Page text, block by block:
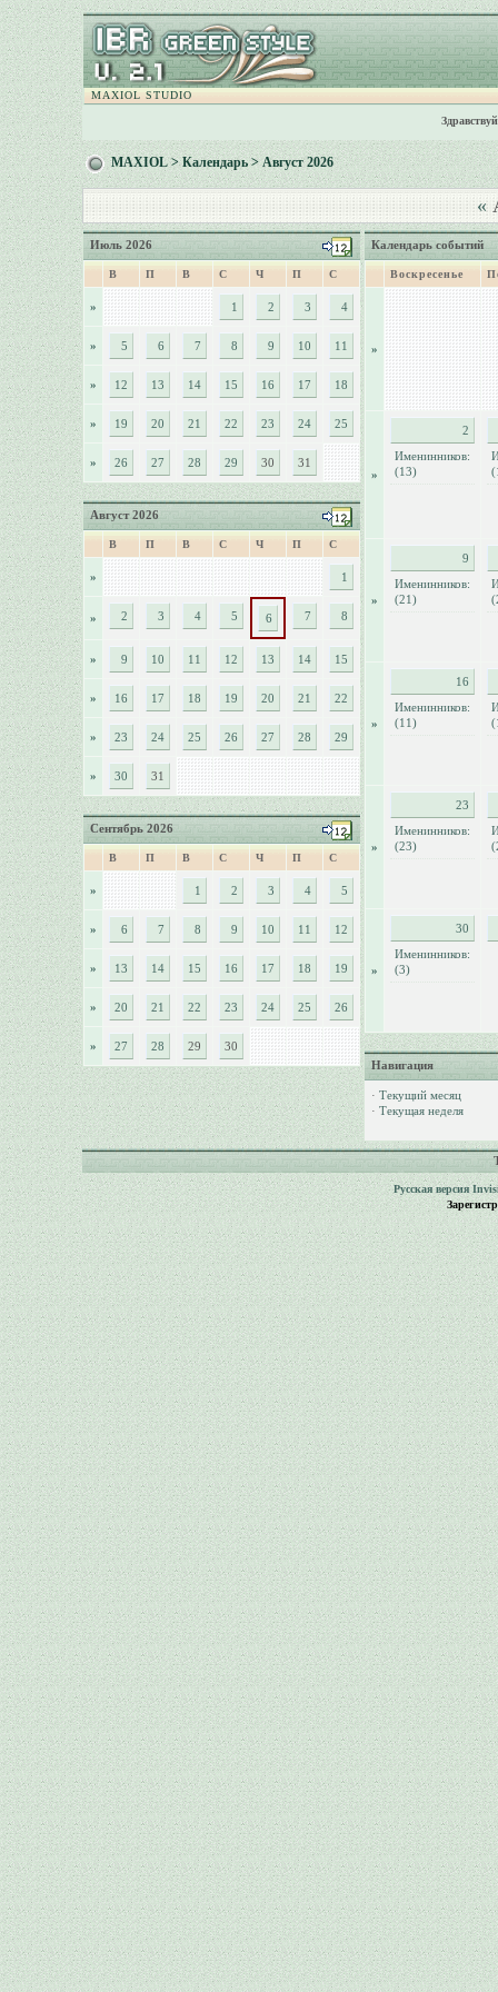
MAXIOL STUDIO
MAXIOL>Календарь> Август 2026
«
Июль 2026
В П В С Ч П С
» 1 2 3 4
» 5 6 7 8 9 10 11
» 12 13 14 15 16 17 18
» 19 20 21 22 23 24 25
» 26 27 28 29 30 31
Август 2026
В П В С Ч П С
» 1
» 2 3 4 5 6 7 8
» 9 10 11 12 13 14 15
» 16 17 18 19 20 21 22
» 23 24 25 26 27 28 29
» 30 31
Сентябрь 2026
В П В С Ч П С
» 1 2 3 4 5
» 6 7 8 9 10 11 12
» 13 14 15 16 17 18 19
» 20 21 22 23 24 25 26
» 27 28 29 30
Календарь событий
Воскресенье
»
»
2
Именинников:
(13)
»
9
Именинников:
(21)
»
16
Именинников:
(11)
»
23
Именинников:
(23)
»
30
Именинников:
(3)
Навигация
· Текущий месяц
· Текущая неделя
Русская версия